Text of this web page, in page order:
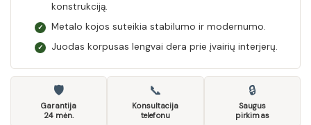
konstrukciją.
✓ Metalo kojos suteikia stabilumo ir modernumo.
✓ Juodas korpusas lengvai dera prie įvairių interjerų.
🛡
Garantija
24 mėn.
📞
Konsultacija
telefonu
🔒
Saugus
pirkimas